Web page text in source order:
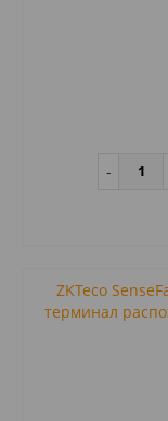
ZKTeco
терминал